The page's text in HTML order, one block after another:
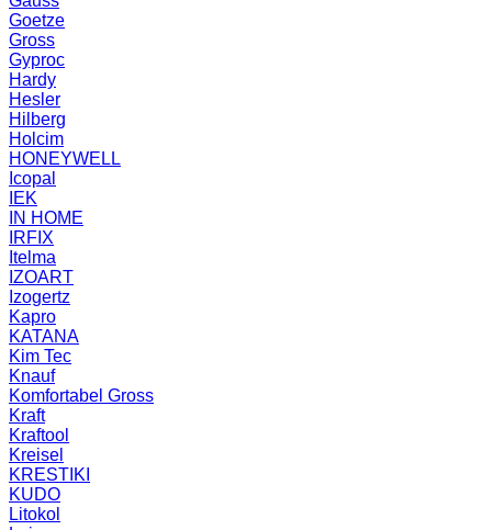
Goetze
Gross
Gyproc
Hardy
Hesler
Hilberg
Holcim
HONEYWELL
Icopal
IEK
IN HOME
IRFIX
Itelma
IZOART
Izogertz
Kapro
KATANA
Kim Tec
Knauf
Komfortabel Gross
Kraft
Kraftool
Kreisel
KRESTIKI
KUDO
Litokol